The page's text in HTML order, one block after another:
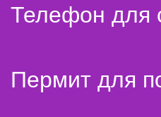
Телефон для
Пермит для